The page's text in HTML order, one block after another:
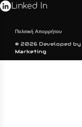
© 2026 Developed by
Marketing
Πολιτική Απορρήτου
Linked In